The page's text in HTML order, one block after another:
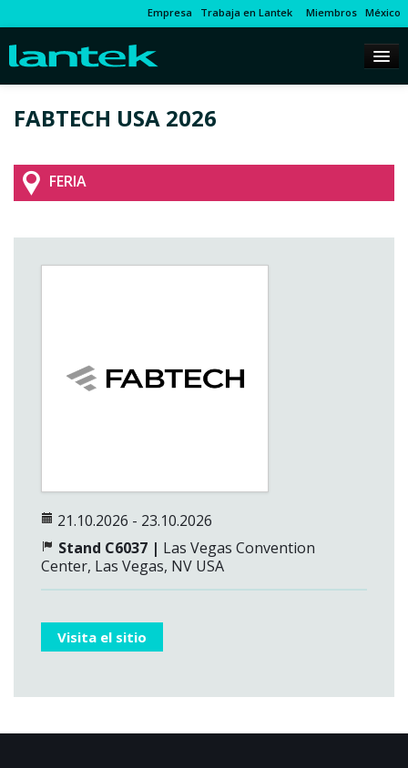
Empresa Trabaja en Lantek Miembros México
FABTECH USA 2026
FERIA
21.10.2026 - 23.10.2026
Stand C6037 | Las Vegas Convention
Center, Las Vegas, NV USA
Visita el sitio